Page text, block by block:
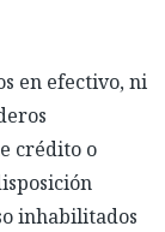
en efectivo, ni
crédito o
inhabilitados